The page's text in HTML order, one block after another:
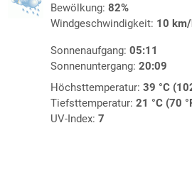
Bewölkung: 82%
Windgeschwindigkeit: 10
Sonnenaufgang: 05:11
Sonnenuntergang: 20:09
Höchsttemperatur: 39 °C
Tiefsttemperatur: 21 °C (70
UV-Index: 7